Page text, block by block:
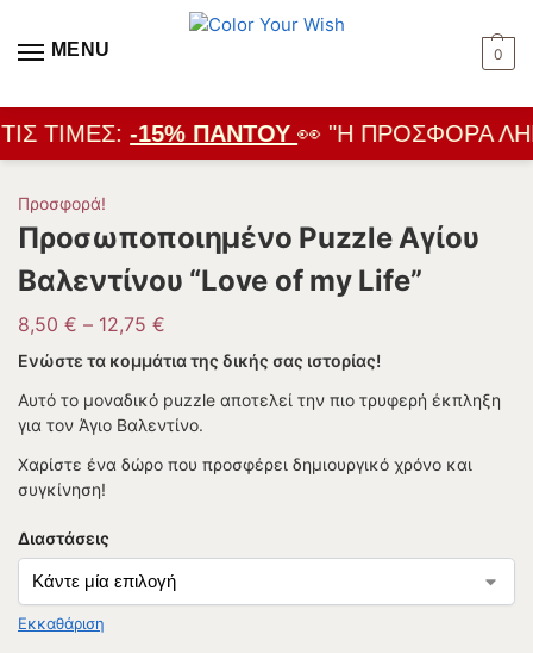
MENU 0
ΤΙΜΈΣ: -15% ΠΑΝΤΟΎ👀 "Η ΠΡΟΣΦΟΡΆ
Προσφορά!
Προσωποποιημένο Puzzle Αγίου
Βαλεντίνου “Love of my Life”
8,50 € – 12,75 €
Ενώστε τα κομμάτια της δικής σας ιστορίας!
Αυτό το μοναδικό puzzle αποτελεί την πιο τρυφερή έκπληξη
για τον Άγιο Βαλεντίνο.
Χαρίστε ένα δώρο που προσφέρει δημιουργικό χρόνο και
συγκίνηση!
Διαστάσεις
Εκκαθάριση